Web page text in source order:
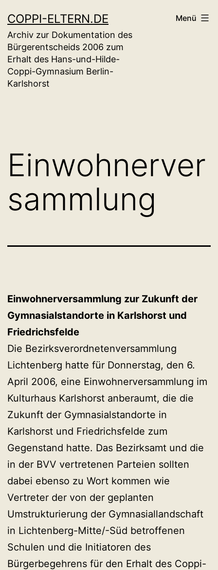
Inhalt
springen
COPPI-ELTERN.DE
Archiv zur Dokumentation des
Bürgerentscheids 2006 zum
Erhalt des Hans-und-Hilde-
Coppi-Gymnasium Berlin-
Karlshorst
Menü
Einwohnerver
sammlung
Einwohnerversammlung zur Zukunft der
Gymnasialstandorte in Karlshorst und
Friedrichsfelde
Die Bezirksverordnetenversammlung
Lichtenberg hatte für Donnerstag, den 6.
April 2006, eine Einwohnerversammlung im
Kulturhaus Karlshorst anberaumt, die die
Zukunft der Gymnasialstandorte in
Karlshorst und Friedrichsfelde zum
Gegenstand hatte. Das Bezirksamt und die
in der BVV vertretenen Parteien sollten
dabei ebenso zu Wort kommen wie
Vertreter der von der geplanten
Umstrukturierung der Gymnasiallandschaft
in Lichtenberg-Mitte/-Süd betroffenen
Schulen und die Initiatoren des
Bürgerbegehrens für den Erhalt des Coppi-